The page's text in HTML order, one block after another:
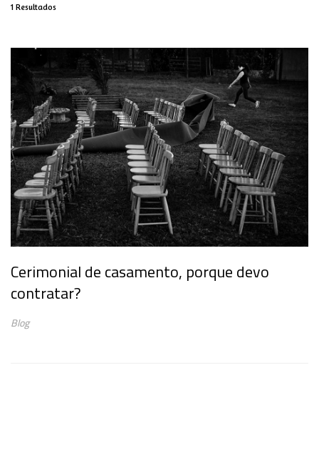
1 Resultados
Cerimonial de casamento, porque devo
contratar?
Blog